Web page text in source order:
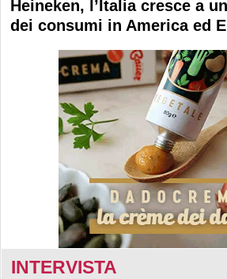
Heineken, l’Italia cresce a
dei consumi in America ed
INTERVISTA